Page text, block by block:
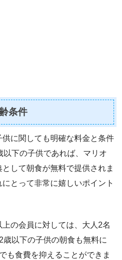
条件
供に関しても明確な料金と条件
下の子供であれば、マリオ
して朝食が無料で提供されま
とって非常に嬉しいポイント
の会員に対しては、大人2名
以下の子供の朝食も無料に
も食費を抑えることができま